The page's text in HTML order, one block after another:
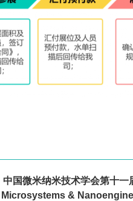
中国微米纳米技术学会第十一
Microsystems &